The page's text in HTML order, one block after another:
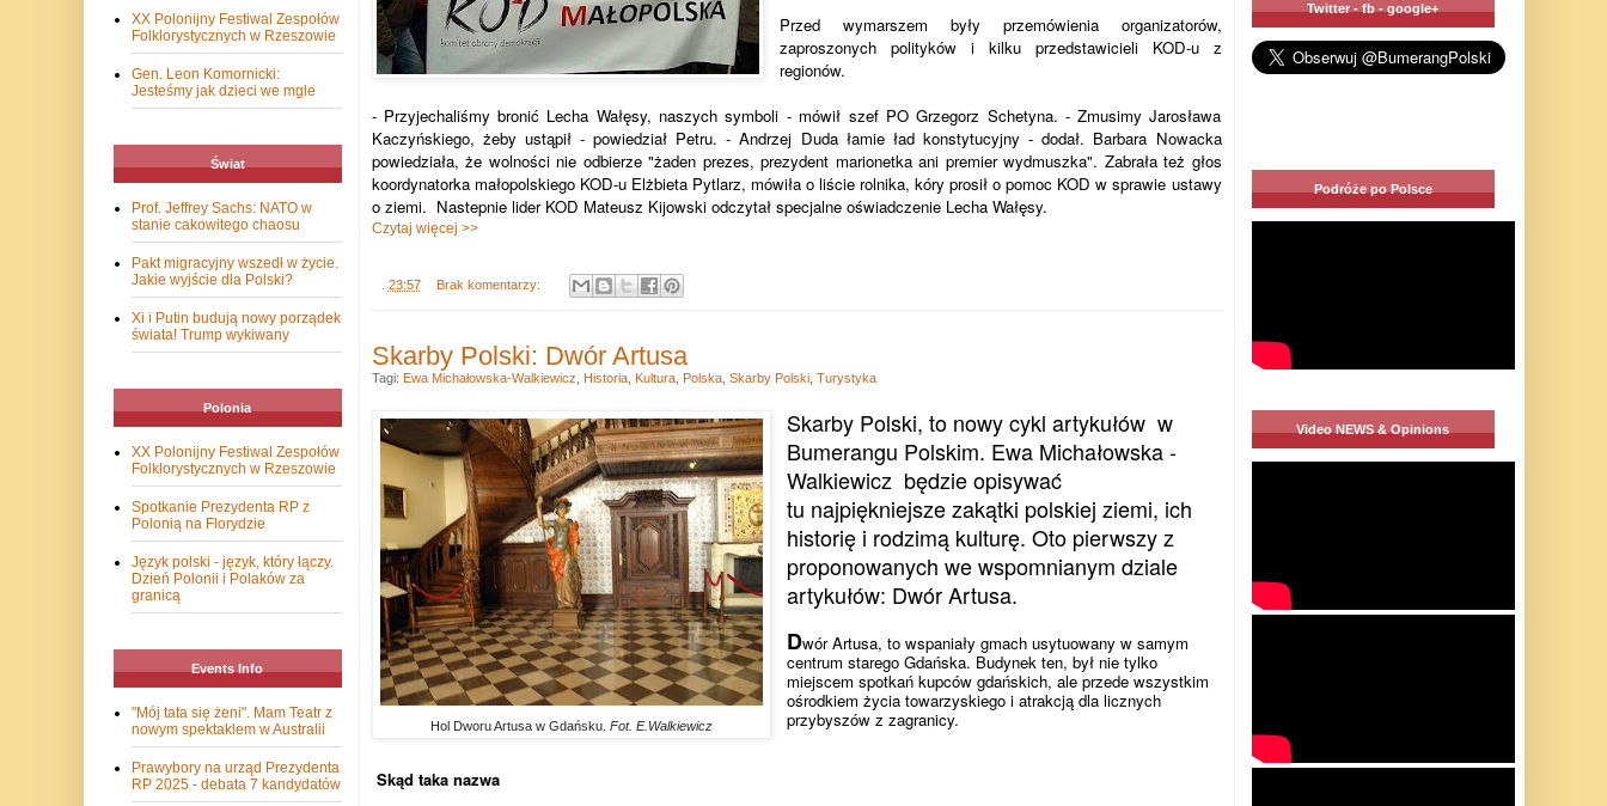
Przed wymarszem były przemówienia organizatorów,
zaproszonych polityków i kilku przedstawicieli KOD-u z
regionów.
- Przyjechaliśmy bronić Lecha Wałęsy, naszych symboli - mówił szef PO Grzegorz Schetyna. - Zmusimy Jarosława
Kaczyńskiego, żeby ustąpił - powiedział Petru. - Andrzej Duda łamie ład konstytucyjny - dodał. Barbara Nowacka
powiedziała, że wolności nie odbierze "żaden prezes, prezydent marionetka ani premier wydmuszka". Zabrała też głos
koordynatorka małopolskiego KOD-u Elżbieta Pytlarz, mówiła o liście rolnika, kóry prosił o pomoc KOD w sprawie ustawy
o ziemi. Nastepnie lider KOD Mateusz Kijowski odczytał specjalne oświadczenie Lecha Wałęsy.
Czytaj więcej >>
23:57 Brak komentarzy:
Skarby Polski: Dwór Artusa
Hol Dworu Artusa w Gdańsku. Fot. E.Walkiewicz
Skarby Polski, to nowy cykl artykułów w
Bumerangu Polskim. Ewa Michałowska -
Walkiewicz będzie opisywać
tu najpiękniejsze zakątki polskiej ziemi, ich
historię i rodzimą kulturę. Oto pierwszy z
proponowanych we wspomnianym dziale
artykułów: Dwór Artusa.
Dwór Artusa, to wspaniały gmach usytuowany w samym
centrum starego Gdańska. Budynek ten, był nie tylko
miejscem spotkań kupców gdańskich, ale przede wszystkim
ośrodkiem życia towarzyskiego i atrakcją dla licznych
przybyszów z zagranicy.
Skąd taka nazwa
Tagi: Ewa Michałowska-Walkiewicz Historia, Kultura, Polska, Skarby Polski, Turystyka
XX Polonijny Festiwal Zespołów
Folklorystycznych w Rzeszowie
Gen. Leon Komornicki:
Jesteśmy jak dzieci we mgle
Świat
Prof. Jeffrey Sachs: NATO w
stanie cakowitego chaosu
Pakt migracyjny wszedł w życie.
Jakie wyjście dla Polski?
Xi i Putin budują nowy porządek
świata! Trump wykiwany
Polonia
XX Polonijny Festiwal Zespołów
Folklorystycznych w Rzeszowie
Spotkanie Prezydenta RP z
Polonią na Florydzie
Język polski - język, który łączy.
Dzień Polonii i Polaków za
granicą
Events Info
"Mój tata się żeni". Mam Teatr z
nowym spektaklem w Australii
Prawybory na urząd Prezydenta
RP 2025 - debata 7 kandydatów
Twitter - fb - google+
Podróże po Polsce
Video NEWS & Opinions